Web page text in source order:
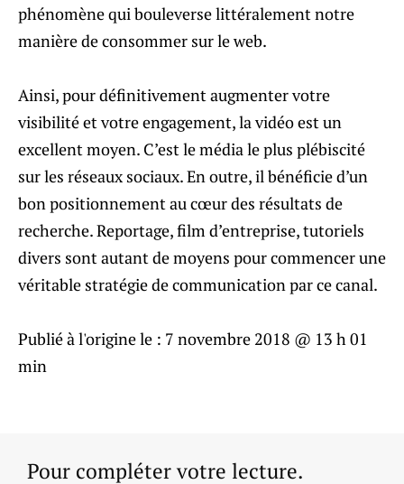
phénomène qui bouleverse littéralement notre
manière de consommer sur le web.
Ainsi, pour définitivement augmenter votre
visibilité et votre engagement, la vidéo est un
excellent moyen. C’est le média le plus plébiscité
sur les réseaux sociaux. En outre, il bénéficie d’un
bon positionnement au cœur des résultats de
recherche. Reportage, film d’entreprise, tutoriels
divers sont autant de moyens pour commencer une
véritable stratégie de communication par ce canal.
Publié à l'origine le : 7 novembre 2018 @ 13 h 01
min
Pour compléter votre lecture.